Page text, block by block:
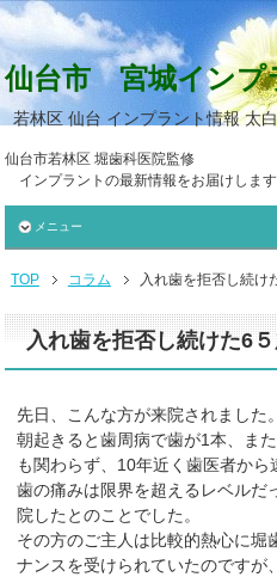
仙台市 宮城インプ
若林区 仙台 インプラント情報 太
仙台市若林区 堀歯科医院監修
インプラントの最新情報をお届けします
メニュー
TOP コラム 入れ歯を拒否し続け
入れ歯を拒否し続けた6
先日、こんな方が来院されました。
朝起きると歯周病で歯が1本、ま
も関わらず、10年近く歯医者か
歯の痛みは限界を超えるレベルだ
院したとのことでした。
その方のご主人は比較的熱心に堀
ナンスを受けられていたのですが